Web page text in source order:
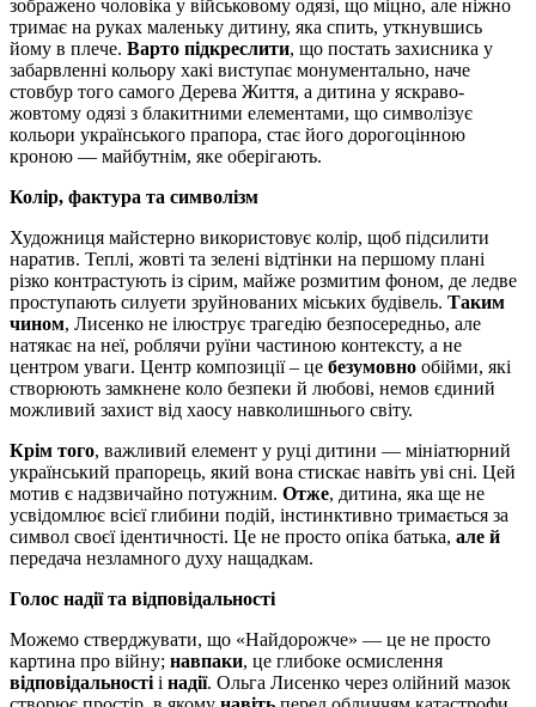
зображено чоловіка у військовому одязі, що міцно, але ніжно
тримає на руках маленьку дитину, яка спить, уткнувшись
йому в плече. Варто підкреслити, що постать захисника у
забарвленні кольору хакі виступає монументально, наче
стовбур того самого Дерева Життя, а дитина у яскраво-
жовтому одязі з блакитними елементами, що символізує
кольори українського прапора, стає його дорогоцінною
кроною — майбутнім, яке оберігають.
Колір, фактура та символізм
Художниця майстерно використовує колір, щоб підсилити
наратив. Теплі, жовті та зелені відтінки на першому плані
різко контрастують із сірим, майже розмитим фоном, де ледве
проступають силуети зруйнованих міських будівель. Таким
чином, Лисенко не ілюструє трагедію безпосередньо, але
натякає на неї, роблячи руїни частиною контексту, а не
центром уваги. Центр композиції – це безумовно обійми, які
створюють замкнене коло безпеки й любові, немов єдиний
можливий захист від хаосу навколишнього світу.
Крім того, важливий елемент у руці дитини — мініатюрний
український прапорець, який вона стискає навіть уві сні. Цей
мотив є надзвичайно потужним. Отже, дитина, яка ще не
усвідомлює всієї глибини подій, інстинктивно тримається за
символ своєї ідентичності. Це не просто опіка батька, але й
передача незламного духу нащадкам.
Голос надії та відповідальності
Можемо стверджувати, що «Найдорожче» — це не просто
картина про війну; навпаки, це глибоке осмислення
відповідальності і надії. Ольга Лисенко через олійний мазок